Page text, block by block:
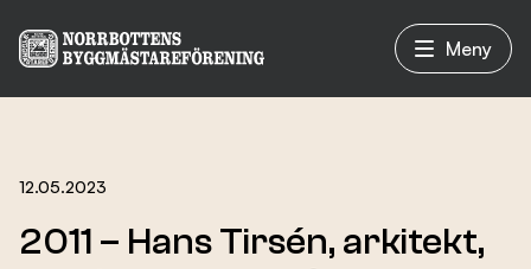
Meny
Om oss
12.05.2023
2011 – Hans Tirsén, arkitekt,